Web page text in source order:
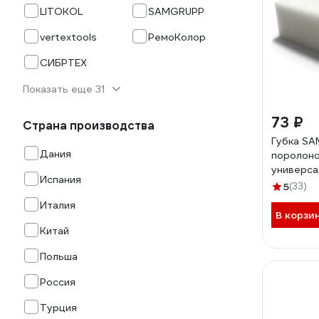
LITOKOL
SAMGRUPP
vertextools
РемоКолор
СИБРТЕХ
Показать еще 31
Страна производства
Дания
Испания
Италия
Китай
Польша
Россия
Турция
73 ₽
Губка
SR-ST1930
5(33)
В